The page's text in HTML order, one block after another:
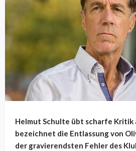
Helmut Schulte übt scharfe Kritik
bezeichnet die Entlassung von
der gravierendsten Fehler des